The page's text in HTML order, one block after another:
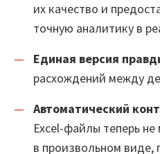
их качество и
точную аналитику в
Единая версия
расхождений между
Автоматический
Excel-файлы теперь
в произвольном виде,